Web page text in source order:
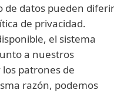
de datos pueden diferir
de privacidad.
el sistema
a nuestros
patrones de
razón, podemos